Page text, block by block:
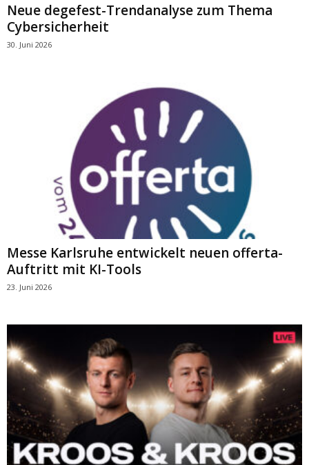
Neue degefest-Trendanalyse zum Thema
Cybersicherheit
30. Juni 2026
Messe Karlsruhe entwickelt neuen offerta-
Auftritt mit KI-Tools
23. Juni 2026